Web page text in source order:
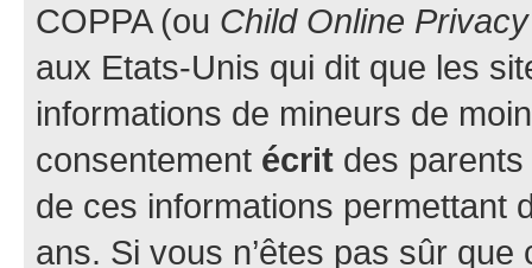
COPPA (ou Child Online
aux Etats-Unis qui dit que les
informations de mineurs de
consentement écrit des parents
de ces informations permettant
ans. Si vous n’êtes pas sûr